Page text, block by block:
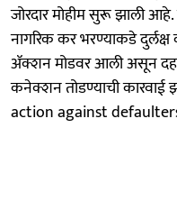
जोरदार मोहीम सुरू झाली
नागरिक कर भरण्याकडे
ॲक्शन मोडवर आली असून
कनेक्शन तोडण्याची
action against